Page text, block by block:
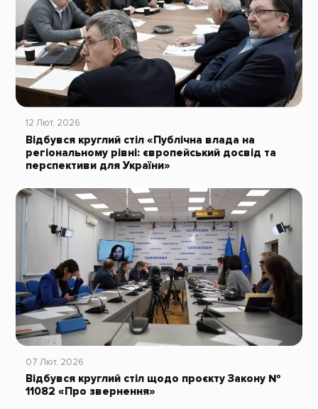
12 Лют, 2026
Відбувся круглий стіл «Публічна влада на
регіональному рівні: європейський досвід та
перспективи для України»
07 Лют, 2026
Відбувся круглий стіл щодо проєкту Закону №
11082 «Про звернення»